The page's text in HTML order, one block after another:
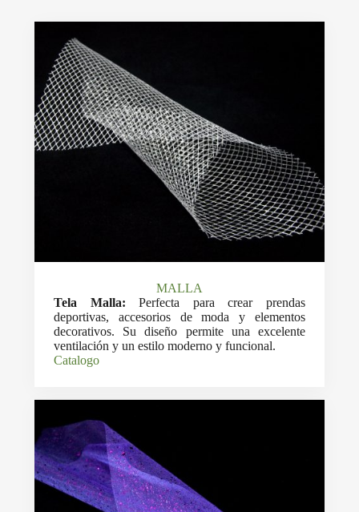
MALLA
Tela Malla: Perfecta para crear prendas
deportivas, accesorios de moda y elementos
decorativos. Su diseño permite una excelente
ventilación y un estilo moderno y funcional.
Catalogo